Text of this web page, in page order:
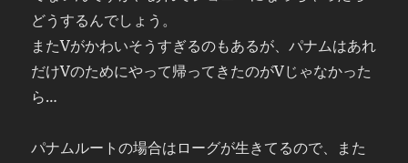
どうするんでしょう。
またVがかわいそうすぎるのもあるが、パナムはあれ
だけVのためにやって帰ってきたのがVじゃなかった
ら…
パナムルートの場合はローグが生きてるので、また